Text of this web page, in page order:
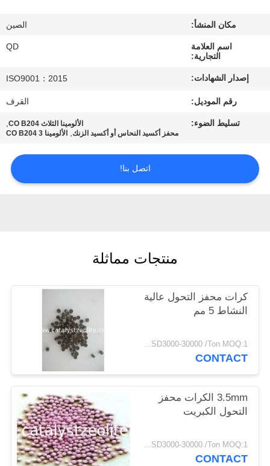
حالات
خريطة
مكان المنشأ: الصين
اسم العلامة
التجارية:
QD
إصدار الشهادات: ISO9001：2015
رقم الموديل: القرف
تسليط الضوء: الألومينا الثلاث CO B204 ,
محفز أكسيد النحاس أو أكسيد الزنك, الألومينا 3 CO B204
اتصل بنا!
منتجات مماثلة
كرات محفز التحول عالية
النشاط 5 مم
USD3000-30000 /Ton MOQ:1 كغم
CONTACT
3.5mm الكرات محفز
التحول الكبريت
USD3000-30000 /Ton MOQ:1 كغم
CONTACT